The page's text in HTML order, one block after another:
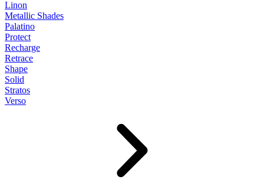
Linon
Metallic Shades
Palatino
Protect
Recharge
Retrace
Shape
Solid
Stratos
Verso